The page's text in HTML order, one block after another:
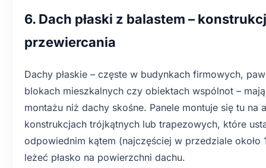
6. Dach płaski z balastem –
przewiercania
Dachy płaskie – częste w budynkach firmowych,
blokach mieszkalnych czy obiektach wspólnot –
montażu niż dachy skośne. Panele montuje się tu na
konstrukcjach trójkątnych lub trapezowych, które
odpowiednim kątem (najczęściej w przedziale około
leżeć płasko na powierzchni dachu.